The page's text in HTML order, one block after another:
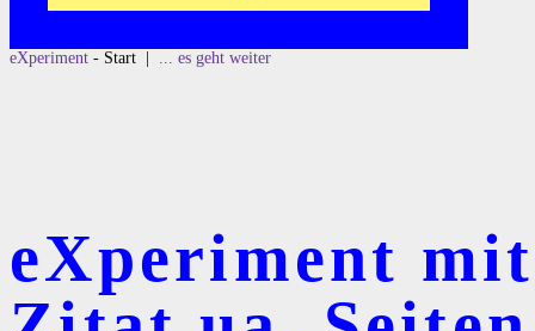
eXperiment - Start | ... es geht weiter
eXperiment